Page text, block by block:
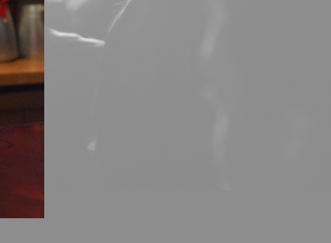
Time:*